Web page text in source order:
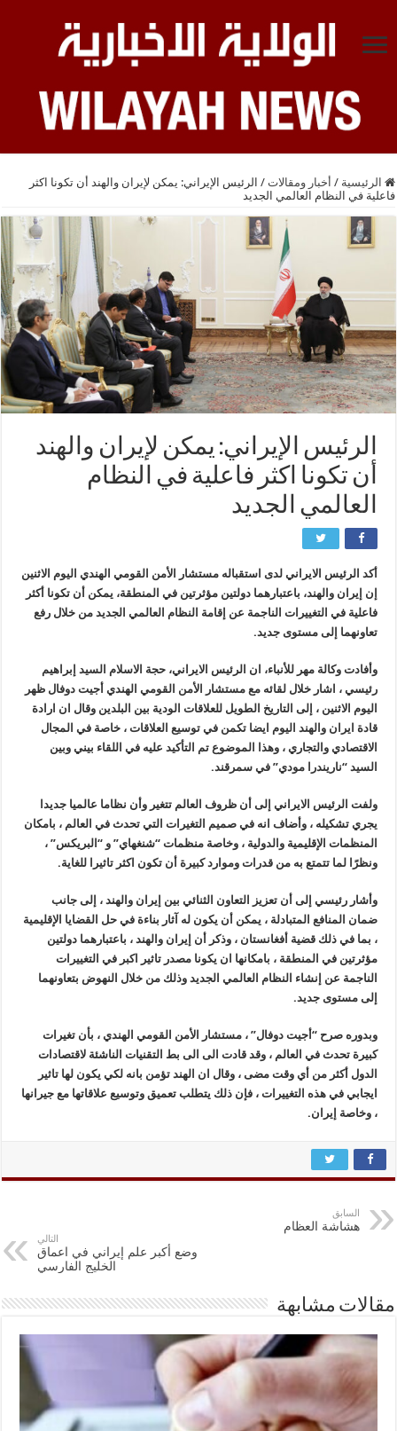
الرئيسية / أخبار ومقالات / الرئيس الإيراني: يمكن لإيران والهند أن تكونا اكثر
فاعلية في النظام العالمي الجديد
الرئيس الإيراني: يمكن لإيران والهند
أن تكونا اكثر فاعلية في النظام
العالمي الجديد
أكد الرئيس الايراني لدى استقباله مستشار الأمن القومي الهندي اليوم الاثنين
إن إيران والهند، باعتبارهما دولتين مؤثرتين في المنطقة، يمكن أن تكونا أكثر
فاعلية في التغييرات الناجمة عن إقامة النظام العالمي الجديد من خلال رفع
تعاونهما إلى مستوى جديد.
وأفادت وكالة مهر للأنباء، ان الرئيس الايراني، حجة الاسلام السيد إبراهيم
رئيسي ، اشار خلال لقائه مع مستشار الأمن القومي الهندي أجيت دوفال ظهر
اليوم الاثنين ، إلى التاريخ الطويل للعلاقات الودية بين البلدين وقال ان ارادة
قادة ايران والهند اليوم ايضا تكمن في توسيع العلاقات ، خاصة في المجال
الاقتصادي والتجاري ، وهذا الموضوع تم التأكيد عليه في اللقاء بيني وبين
السيد “ناريندرا مودي” في سمرقند.
ولفت الرئيس الايراني إلى أن ظروف العالم تتغير وأن نظاما عالميا جديدا
يجري تشكيله ، وأضاف انه في صميم التغيرات التي تحدث في العالم ، بامكان
المنظمات الإقليمية والدولية ، وخاصة منظمات “شنغهاي” و “البريكس” ،
ونظرًا لما تتمتع به من قدرات وموارد كبيرة أن تكون اكثر تاثيرا للغاية.
وأشار رئيسي إلى أن تعزيز التعاون الثنائي بين إيران والهند ، إلى جانب
ضمان المنافع المتبادلة ، يمكن أن يكون له آثار بناءة في حل القضايا الإقليمية
، بما في ذلك قضية أفغانستان ، وذكر أن إيران والهند ، باعتبارهما دولتين
مؤثرتين في المنطقة ، بامكانها ان يكونا مصدر تاثير اكبر في التغييرات
الناجمة عن إنشاء النظام العالمي الجديد وذلك من خلال النهوض بتعاونهما
إلى مستوى جديد.
وبدوره صرح “أجيت دوفال” ، مستشار الأمن القومي الهندي ، بأن تغيرات
كبيرة تحدث في العالم ، وقد قادت الى الى بط التقنيات الناشئة لاقتصادات
الدول أكثر من أي وقت مضى ، وقال ان الهند تؤمن بانه لكي يكون لها تاثير
ايجابي في هذه التغييرات ، فإن ذلك يتطلب تعميق وتوسيع علاقاتها مع جيرانها
، وخاصة إيران.
السابق
هشاشة العظام
التالي
وضع أكبر علم إيراني في اعماق
الخليج الفارسي
مقالات مشابهة